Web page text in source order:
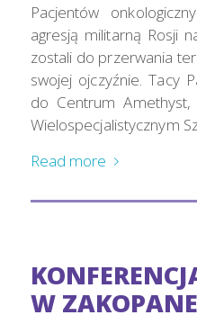
Pacjentów
agresją militarną Rosji
zostali do przerwania
swojej ojczyźnie. Tacy
do Centrum
Wielospecjalistycznym
Read more
W